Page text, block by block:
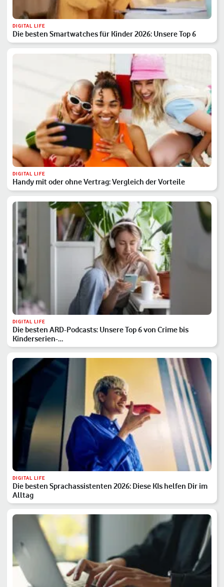
DIGITAL LIFE
Die besten Smartwatches für Kinder 2026: Unsere Top 6
DIGITAL LIFE
Handy mit oder ohne Vertrag: Vergleich der Vorteile
DIGITAL LIFE
Die besten ARD-Podcasts: Unsere Top 6 von Crime bis
Kinderserien-…
DIGITAL LIFE
Die besten Sprachassistenten 2026: Diese KIs helfen Dir im
Alltag